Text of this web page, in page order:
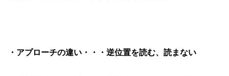
・アプローチの違い・・・ 逆位置を読む、読まない